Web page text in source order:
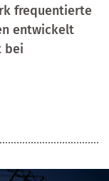
frequentierte
entwickelt
bei